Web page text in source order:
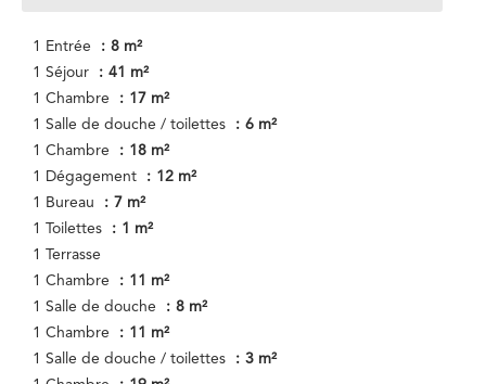
1 Entrée
8 m²
1 Séjour
41 m²
1 Chambre
17 m²
1 Salle de douche / toilettes
6 m²
1 Chambre
18 m²
1 Dégagement
12 m²
1 Bureau
7 m²
1 Toilettes
1 m²
1 Terrasse
1 Chambre
11 m²
1 Salle de douche
8 m²
1 Chambre
11 m²
1 Salle de douche / toilettes
3 m²